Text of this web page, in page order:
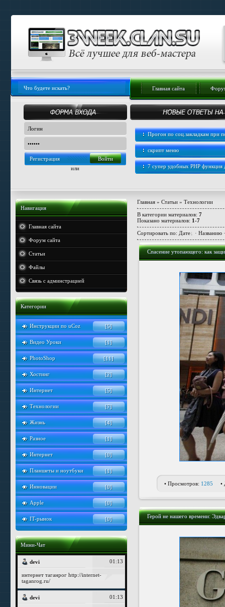
Главная сайта
Регистрация
или
Прогон по соц.закладкам при
скрипт меню
7 супер удобных PHP функция
Навигация
Главная сайта
Форум сайта
Статьи
Файлы
Связь с админстрацией
Категории
Инструкции по uCoz [5]
Видео Уроки [1]
PhotoShop [11]
Хостинг [2]
Интернет [5]
Технологии [7]
Жизнь [4]
Разное [1]
Интернет [0]
Планшеты и ноутбуки [1]
Инновации [0]
Apple [0]
IT-рынок [0]
Мини-Чат
Главная» Статьи» Технологии
В категории материалов: 7
Показано материалов: 1-7
Сортировать по: Дате · Названию
Спасение утопающего: как
• Просмотров: 1285 •
Герой не нашего времени: